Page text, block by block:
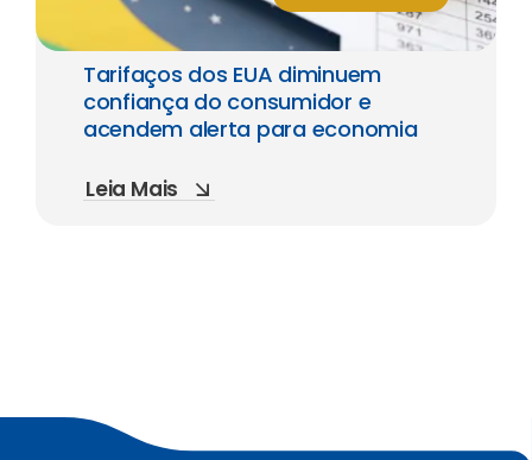
Tarifaços dos EUA diminuem
confiança do consumidor e
acendem alerta para economia
Leia Mais